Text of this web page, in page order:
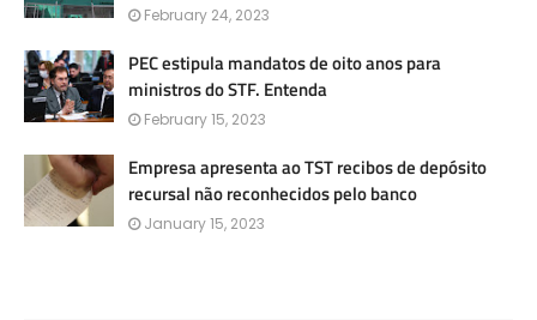
February 24, 2023
PEC estipula mandatos de oito anos para
ministros do STF. Entenda
February 15, 2023
Empresa apresenta ao TST recibos de depósito
recursal não reconhecidos pelo banco
January 15, 2023